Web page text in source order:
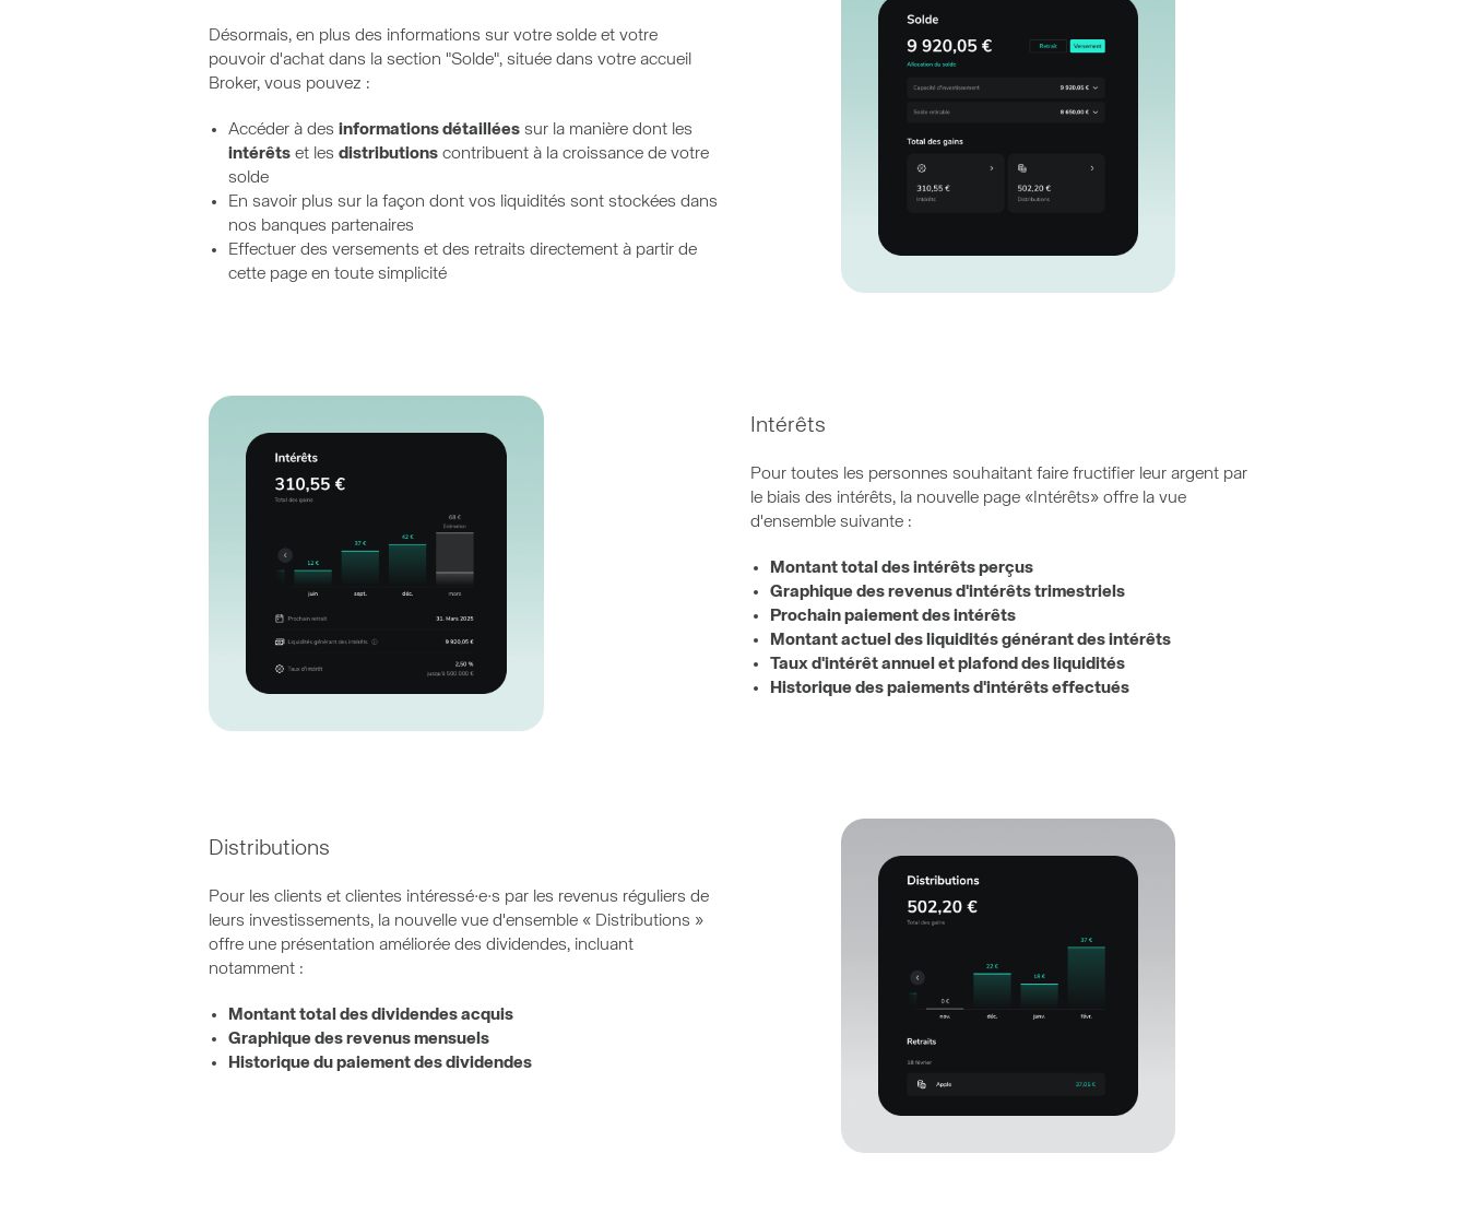
Désormais, en plus des informations sur votre solde et votre
pouvoir d'achat dans la section "Solde", située dans votre accueil
Broker, vous pouvez :
Accéder à des informations détaillées sur la manière dont les
intérêts et les distributions contribuent à la croissance de votre
solde
En savoir plus sur la façon dont vos liquidités sont stockées dans
nos banques partenaires
Effectuer des versements et des retraits directement à partir de
cette page en toute simplicité
Intérêts
Pour toutes les personnes souhaitant faire fructifier leur argent par
le biais des intérêts, la nouvelle page «Intérêts» offre la vue
d'ensemble suivante :
Montant total des intérêts perçus
Graphique des revenus d'intérêts trimestriels
Prochain paiement des intérêts
Montant actuel des liquidités générant des intérêts
Taux d'intérêt annuel et plafond des liquidités
Historique des paiements d'intérêts effectués
Distributions
Pour les clients et clientes intéressé·e·s par les revenus réguliers de
leurs investissements, la nouvelle vue d'ensemble « Distributions »
offre une présentation améliorée des dividendes, incluant
notamment :
Montant total des dividendes acquis
Graphique des revenus mensuels
Historique du paiement des dividendes